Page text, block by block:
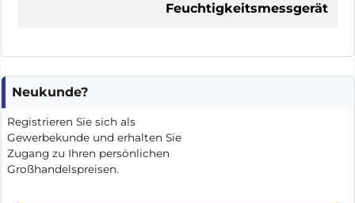
Feuchtigkeitsmessgerät
Neukunde?
Registrieren Sie sich als
Gewerbekunde und erhalten Sie
Zugang zu Ihren persönlichen
Großhandelspreisen.